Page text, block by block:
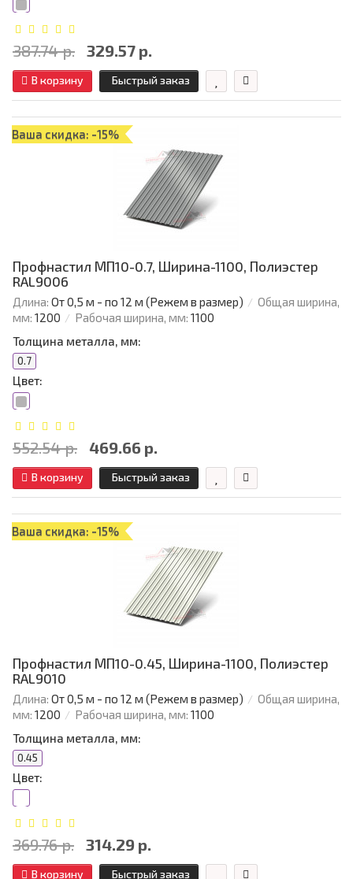
387.74 р. 329.57 р.
В корзину Быстрый заказ
Ваша скидка: -15%
Профнастил МП10-0.7, Ширина-1100, Полиэстер
RAL9006
Длина: От 0,5 м - по 12 м (Режем в размер)
Общая ширина,
мм: 1200 Рабочая ширина, мм: 1100
Толщина металла, мм:
0.7
Цвет:
552.54 р. 469.66 р.
В корзину Быстрый заказ
Ваша скидка: -15%
Профнастил МП10-0.45, Ширина-1100, Полиэстер
RAL9010
Длина: От 0,5 м - по 12 м (Режем в размер)
Общая ширина,
мм: 1200 Рабочая ширина, мм: 1100
Толщина металла, мм:
0.45
Цвет:
369.76 р. 314.29 р.
В корзину Быстрый заказ